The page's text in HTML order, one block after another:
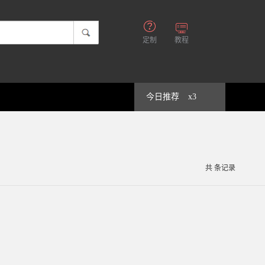
定制 教程
今日推荐 x3
共 条记录